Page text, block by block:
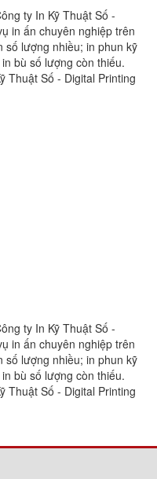
ty In Kỹ Thuật Số -
in ấn chuyên nghiệp trên
số lượng nhiều; in phun kỹ
bù số lượng còn thiếu.
Thuật Số - Digital Printing
ty In Kỹ Thuật Số -
in ấn chuyên nghiệp trên
số lượng nhiều; in phun kỹ
bù số lượng còn thiếu.
Thuật Số - Digital Printing